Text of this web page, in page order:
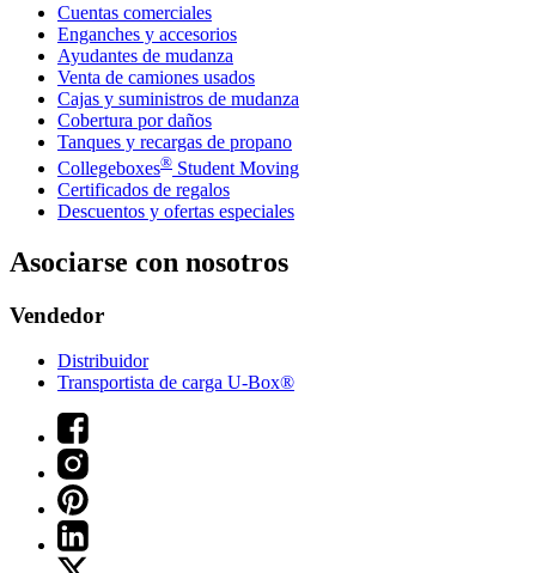
Cuentas comerciales
Enganches y accesorios
Ayudantes de mudanza
Venta de camiones usados
Cajas y suministros de mudanza
Cobertura por daños
Tanques y recargas de propano
Collegeboxes® Student Moving
Certificados de regalos
Descuentos y ofertas especiales
Asociarse con nosotros
Vendedor
Distribuidor
Transportista de carga U-Box®